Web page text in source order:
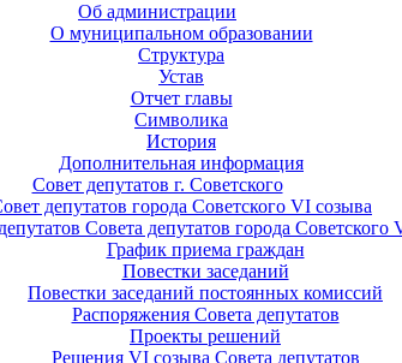
Об администрации
О муниципальном образовании
Структура
Устав
Отчет главы
Символика
История
Дополнительная информация
Совет депутатов г. Советского
депутатов города Советского VI созыва
Совета депутатов города Советского
График приема граждан
Повестки заседаний
Повестки заседаний постоянных комиссий
Распоряжения Совета депутатов
Проекты решений
Решения VI созыва Совета депутатов